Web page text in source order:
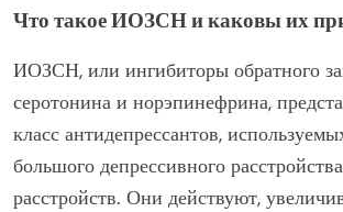
Что такое ИОЗСН и каковы их
ИОЗСН, или ингибиторы обратного
серотонина и норэпинефрина,
класс антидепрессантов,
большого депрессивного
расстройств. Они действуют,